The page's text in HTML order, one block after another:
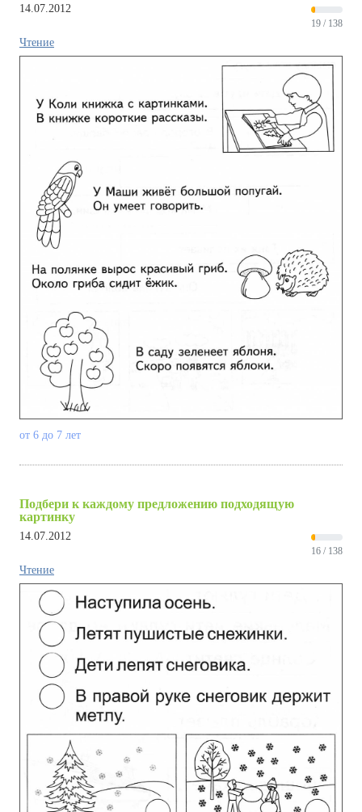
14.07.2012
19 / 138
Чтение
от 6 до 7 лет
Подбери к каждому предложению подходящую
картинку
14.07.2012
16 / 138
Чтение